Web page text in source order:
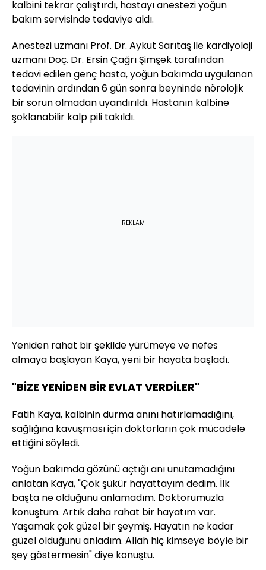
kalbini tekrar çalıştırdı, hastayı anestezi yoğun
bakım servisinde tedaviye aldı.
Anestezi uzmanı Prof. Dr. Aykut Sarıtaş ile kardiyoloji
uzmanı Doç. Dr. Ersin Çağrı Şimşek tarafından
tedavi edilen genç hasta, yoğun bakımda uygulanan
tedavinin ardından 6 gün sonra beyninde nörolojik
bir sorun olmadan uyandırıldı. Hastanın kalbine
şoklanabilir kalp pili takıldı.
REKLAM
Yeniden rahat bir şekilde yürümeye ve nefes
almaya başlayan Kaya, yeni bir hayata başladı.
"BİZE YENİDEN BİR EVLAT VERDİLER"
Fatih Kaya, kalbinin durma anını hatırlamadığını,
sağlığına kavuşması için doktorların çok mücadele
ettiğini söyledi.
Yoğun bakımda gözünü açtığı anı unutamadığını
anlatan Kaya, "Çok şükür hayattayım dedim. İlk
başta ne olduğunu anlamadım. Doktorumuzla
konuştum. Artık daha rahat bir hayatım var.
Yaşamak çok güzel bir şeymiş. Hayatın ne kadar
güzel olduğunu anladım. Allah hiç kimseye böyle bir
şey göstermesin" diye konuştu.